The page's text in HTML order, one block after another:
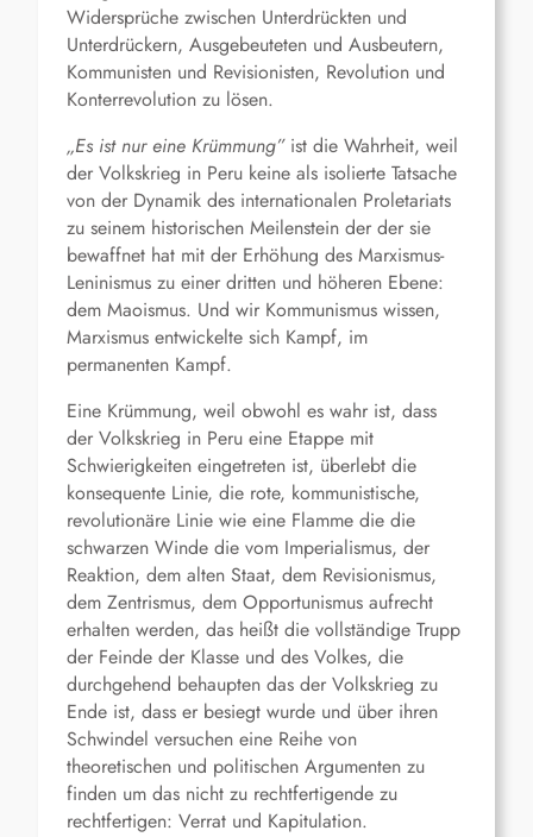
Widersprüche zwischen Unterdrückten und
Unterdrückern, Ausgebeuteten und Ausbeutern,
Kommunisten und Revisionisten, Revolution und
Konterrevolution zu lösen.
„Es ist nur eine Krümmung”ist die Wahrheit, weil
der Volkskrieg in Peru keine als isolierte Tatsache
von der Dynamik des internationalen Proletariats
zu seinem historischen Meilenstein der der sie
bewaffnet hat mit der Erhöhung des Marxismus-
Leninismus zu einer dritten und höheren Ebene:
dem Maoismus. Und wir Kommunismus wissen,
Marxismus entwickelte sich Kampf, im
permanenten Kampf.
Eine Krümmung, weil obwohl es wahr ist, dass
der Volkskrieg in Peru eine Etappe mit
Schwierigkeiten eingetreten ist, überlebt die
konsequente Linie, die rote, kommunistische,
revolutionäre Linie wie eine Flamme die die
schwarzen Winde die vom Imperialismus, der
Reaktion, dem alten Staat, dem Revisionismus,
dem Zentrismus, dem Opportunismus aufrecht
erhalten werden, das heißt die vollständige Trupp
der Feinde der Klasse und des Volkes, die
durchgehend behaupten das der Volkskrieg zu
Ende ist, dass er besiegt wurde und über ihren
Schwindel versuchen eine Reihe von
theoretischen und politischen Argumenten zu
finden um das nicht zu rechtfertigende zu
rechtfertigen: Verrat und Kapitulation.